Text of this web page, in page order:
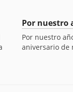
Por nuestro
Por nuestro
aniversario de